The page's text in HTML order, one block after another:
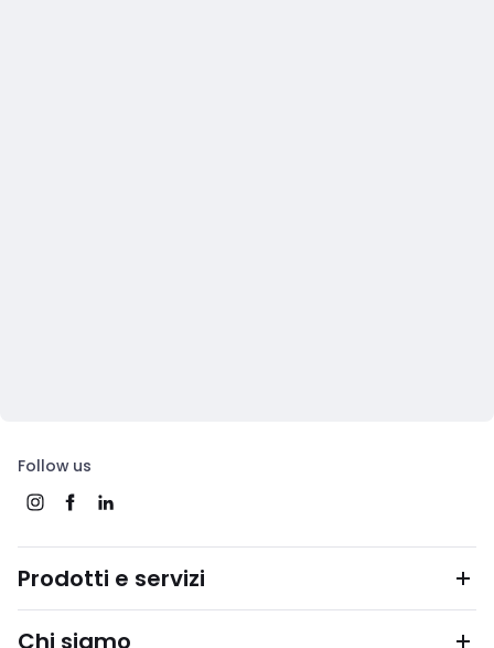
Follow us
Prodotti e servizi
Chi siamo